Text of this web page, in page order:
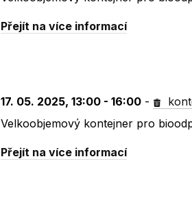
Přejít na více informací
17. 05. 2025, 13:00 - 16:00 -
Velkoobjemový kontejner pro
Přejít na více informací